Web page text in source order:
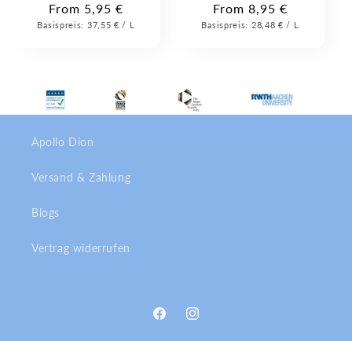
Regular
price
From 5,95 €
Basispreis: Unit
37,55 € / Per
L
Regular
price
From 8,95 €
Basispreis: Unit
28,48 € / Per
L
Apollo Dion
Versand & Zahlung
Blogs
Vertrag widerrufen
FacebookInstagram